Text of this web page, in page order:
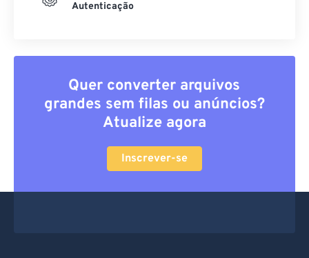
Autenticação
Quer converter arquivos
grandes sem filas ou anúncios?
Atualize agora
Inscrever-se